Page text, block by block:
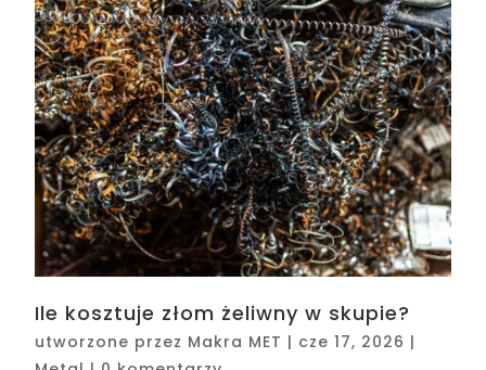
Ile kosztuje złom żeliwny w skupie?
utworzone przez Makra MET | cze 17, 2026 |